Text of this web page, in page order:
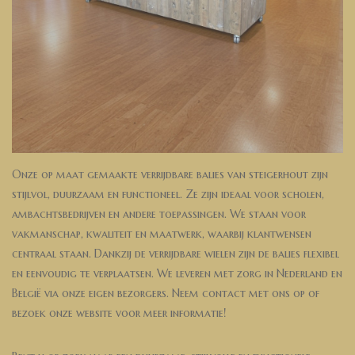
Onze op maat gemaakte verrijdbare balies van steigerhout zijn
stijlvol, duurzaam en functioneel. Ze zijn ideaal voor scholen,
ambachtsbedrijven en andere toepassingen. We staan voor
vakmanschap, kwaliteit en maatwerk, waarbij klantwensen
centraal staan. Dankzij de verrijdbare wielen zijn de balies flexibel
en eenvoudig te verplaatsen. We leveren met zorg in Nederland en
België via onze eigen bezorgers. Neem contact met ons op of
bezoek onze website voor meer informatie!